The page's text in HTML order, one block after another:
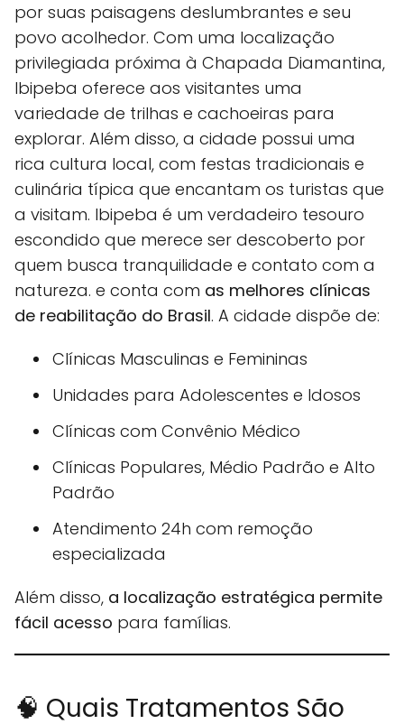
por suas paisagens deslumbrantes e seu
povo acolhedor. Com uma localização
privilegiada próxima à Chapada Diamantina,
Ibipeba oferece aos visitantes uma
variedade de trilhas e cachoeiras para
explorar. Além disso, a cidade possui uma
rica cultura local, com festas tradicionais e
culinária típica que encantam os turistas que
a visitam. Ibipeba é um verdadeiro tesouro
escondido que merece ser descoberto por
quem busca tranquilidade e contato com a
natureza. e conta com as melhores clínicas
de reabilitação do Brasil. A cidade dispõe de:
Clínicas Masculinas e Femininas
Unidades para Adolescentes e Idosos
Clínicas com Convênio Médico
Clínicas Populares, Médio Padrão e Alto
Padrão
Atendimento 24h com remoção
especializada
Além disso, a localização estratégica permite
fácil acesso para famílias.
🧠 Quais Tratamentos São